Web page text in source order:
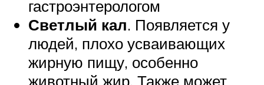
гастроэнтерологом
Светлый кал. Появляется у
людей, плохо усваивающих
жирную пищу, особенно
животный жир. Также может